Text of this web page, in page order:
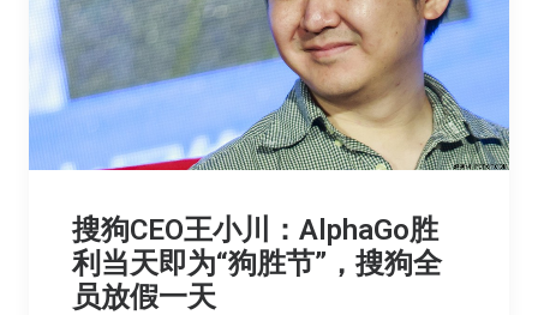
搜狗CEO王小川：AlphaGo胜
利当天即为“狗胜节”，搜狗全
员放假一天